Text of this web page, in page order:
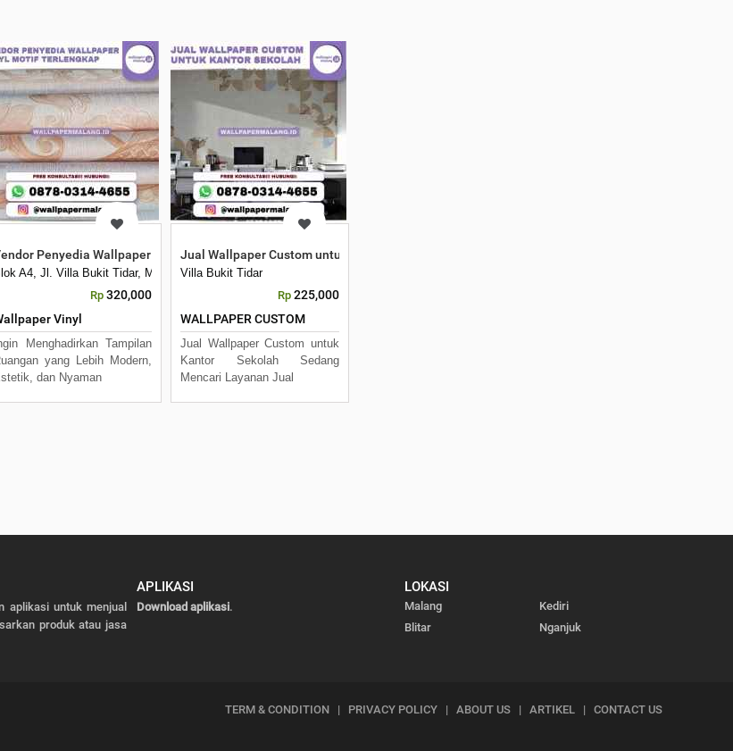
Timur 65144
Kekinian
Kec. Lowokwaru, Kota Malang, Jawa Timur 65144
Penyedia Wallpaper Vinyl Motif Terlengkap
A4, Jl. Villa Bukit Tidar, Merjosari, Kec. Lowokwaru, Kota Malang, Jawa Timur 65144
Rp 320,000
Vinyl
Menghadirkan Tampilan
yang Lebih Modern,
dan Nyaman
Jual Wallpaper Custom untuk Kantor Sekolah
Villa Bukit Tidar
Rp 225,000
WALLPAPER CUSTOM
Jual Wallpaper Custom untuk
Kantor Sekolah Sedang
Mencari Layanan Jual
aplikasi untuk menjual
produk atau jasa
APLIKASI
Download aplikasi.
LOKASI
Malang
Kediri
Blitar
Nganjuk
TERM & CONDITION | PRIVACY POLICY | ABOUT US | ARTIKEL | CONTACT US